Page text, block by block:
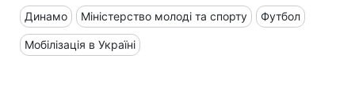
Динамо Міністерство молоді та спорту Футбол
Мобілізація в Україні